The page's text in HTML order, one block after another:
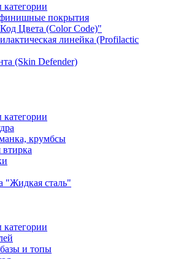
категории
покрытия
Цвета (Color Code)"
линейка (Profilactic
(Skin Defender)
категории
крумбсы
втирка
"Жидкая сталь"
категории
и топы